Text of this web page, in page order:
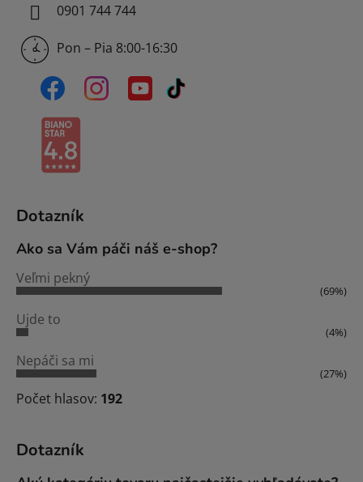
0901 744 744
Pon – Pia 8:00-16:30
Dotazník
Ako sa Vám páči náš e-shop?
Veľmi pekný
(69%)
Ujde to
(4%)
Nepáči sa mi
(27%)
Počet hlasov: 192
Dotazník